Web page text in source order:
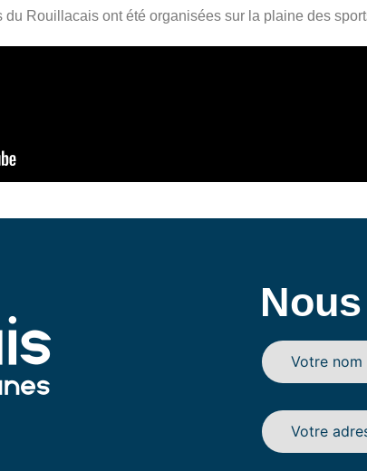
Rouillacais ont été organisées sur la plaine des